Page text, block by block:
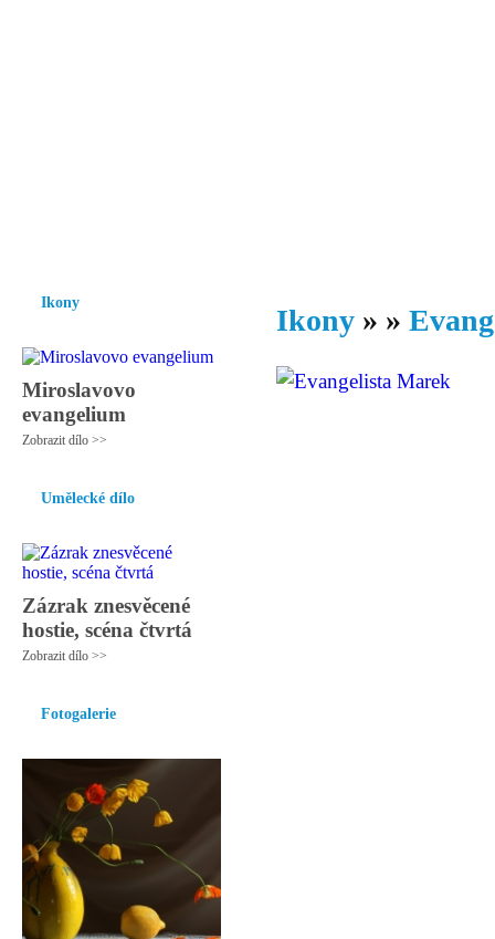
Ikony
Miroslavovo
evangelium
Zobrazit dílo >>
Umělecké dílo
Zázrak znesvěcené
hostie, scéna čtvrtá
Zobrazit dílo >>
Fotogalerie
Ikony » »